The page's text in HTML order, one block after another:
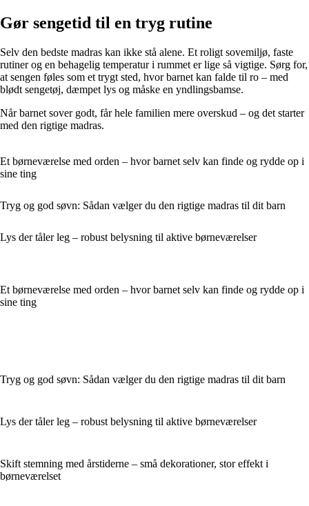
Gør sengetid til en tryg rutine
Selv den bedste madras kan ikke stå alene. Et roligt sovemiljø, faste
rutiner og en behagelig temperatur i rummet er lige så vigtige. Sørg for,
at sengen føles som et trygt sted, hvor barnet kan falde til ro – med
blødt sengetøj, dæmpet lys og måske en yndlingsbamse.
Når barnet sover godt, får hele familien mere overskud – og det starter
med den rigtige madras.
Et børneværelse med orden – hvor barnet selv kan finde og rydde op i
sine ting
Tryg og god søvn: Sådan vælger du den rigtige madras til dit barn
Lys der tåler leg – robust belysning til aktive børneværelser
Et børneværelse med orden – hvor barnet selv kan finde og rydde op i
sine ting
Tryg og god søvn: Sådan vælger du den rigtige madras til dit barn
Lys der tåler leg – robust belysning til aktive børneværelser
Skift stemning med årstiderne – små dekorationer, stor effekt i
børneværelset